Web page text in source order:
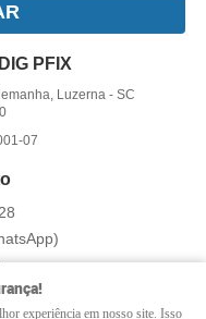
PFIX
Luzerna -SC
07
experiência em nosso site. Isso